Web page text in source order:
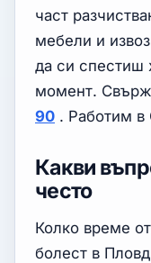
част
мебели и
да си спестиш
момент.
90 . Работим в
Какви
често
Колко време
болест в